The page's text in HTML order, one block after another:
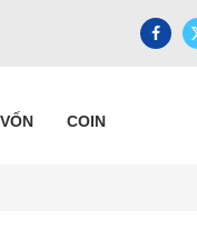
COIN